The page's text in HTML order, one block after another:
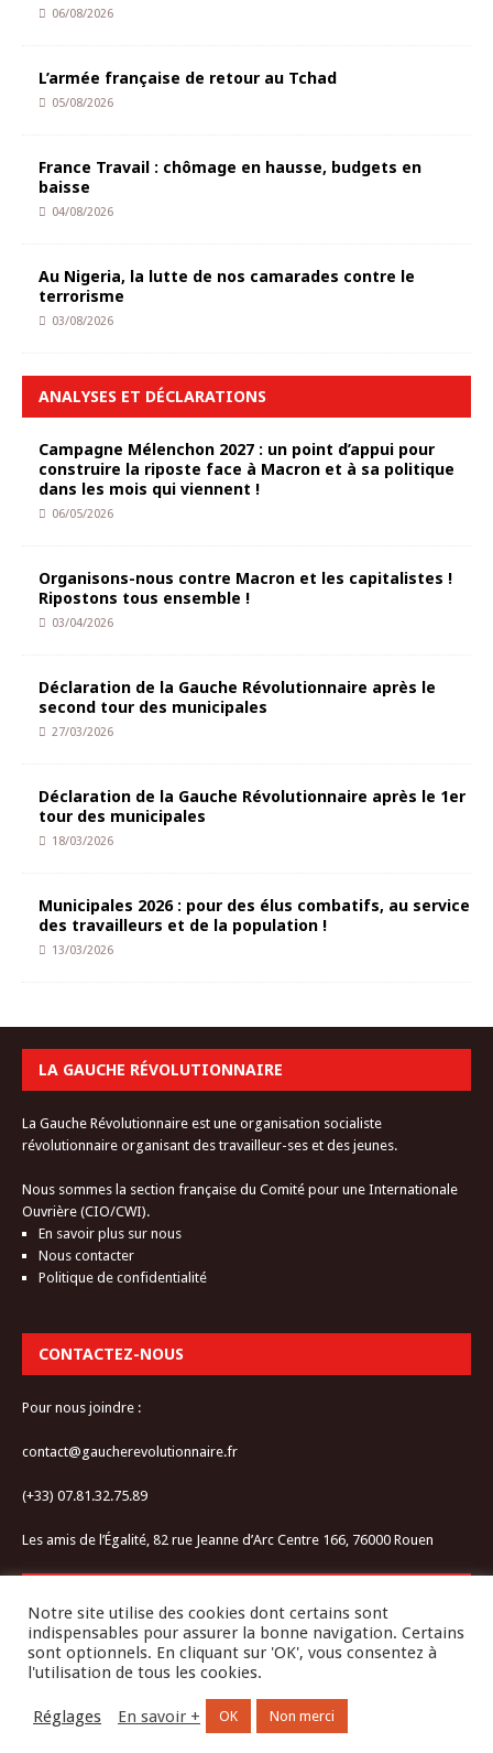
06/08/2026
L’armée française de retour au Tchad
05/08/2026
France Travail : chômage en hausse, budgets en
baisse
04/08/2026
Au Nigeria, la lutte de nos camarades contre le
terrorisme
03/08/2026
ANALYSES ET DÉCLARATIONS
Campagne Mélenchon 2027 : un point d’appui pour
construire la riposte face à Macron et à sa politique
dans les mois qui viennent !
06/05/2026
Organisons-nous contre Macron et les capitalistes !
Ripostons tous ensemble !
03/04/2026
Déclaration de la Gauche Révolutionnaire après le
second tour des municipales
27/03/2026
Déclaration de la Gauche Révolutionnaire après le 1er
tour des municipales
18/03/2026
Municipales 2026 : pour des élus combatifs, au service
des travailleurs et de la population !
13/03/2026
LA GAUCHE RÉVOLUTIONNAIRE
La Gauche Révolutionnaire est une organisation socialiste
révolutionnaire organisant des travailleur-ses et des jeunes.
Nous sommes la section française du Comité pour une Internationale
Ouvrière (CIO/CWI).
En savoir plus sur nous
Nous contacter
Politique de confidentialité
CONTACTEZ-NOUS
Pour nous joindre :
contact@gaucherevolutionnaire.fr
(+33) 07.81.32.75.89
Les amis de l’Égalité, 82 rue Jeanne d’Arc Centre 166, 76000 Rouen
Notre site utilise des cookies dont certains sont
indispensables pour assurer la bonne navigation. Certains
sont optionnels. En cliquant sur 'OK', vous consentez à
l'utilisation de tous les cookies.
Réglages En savoir + OK Non merci